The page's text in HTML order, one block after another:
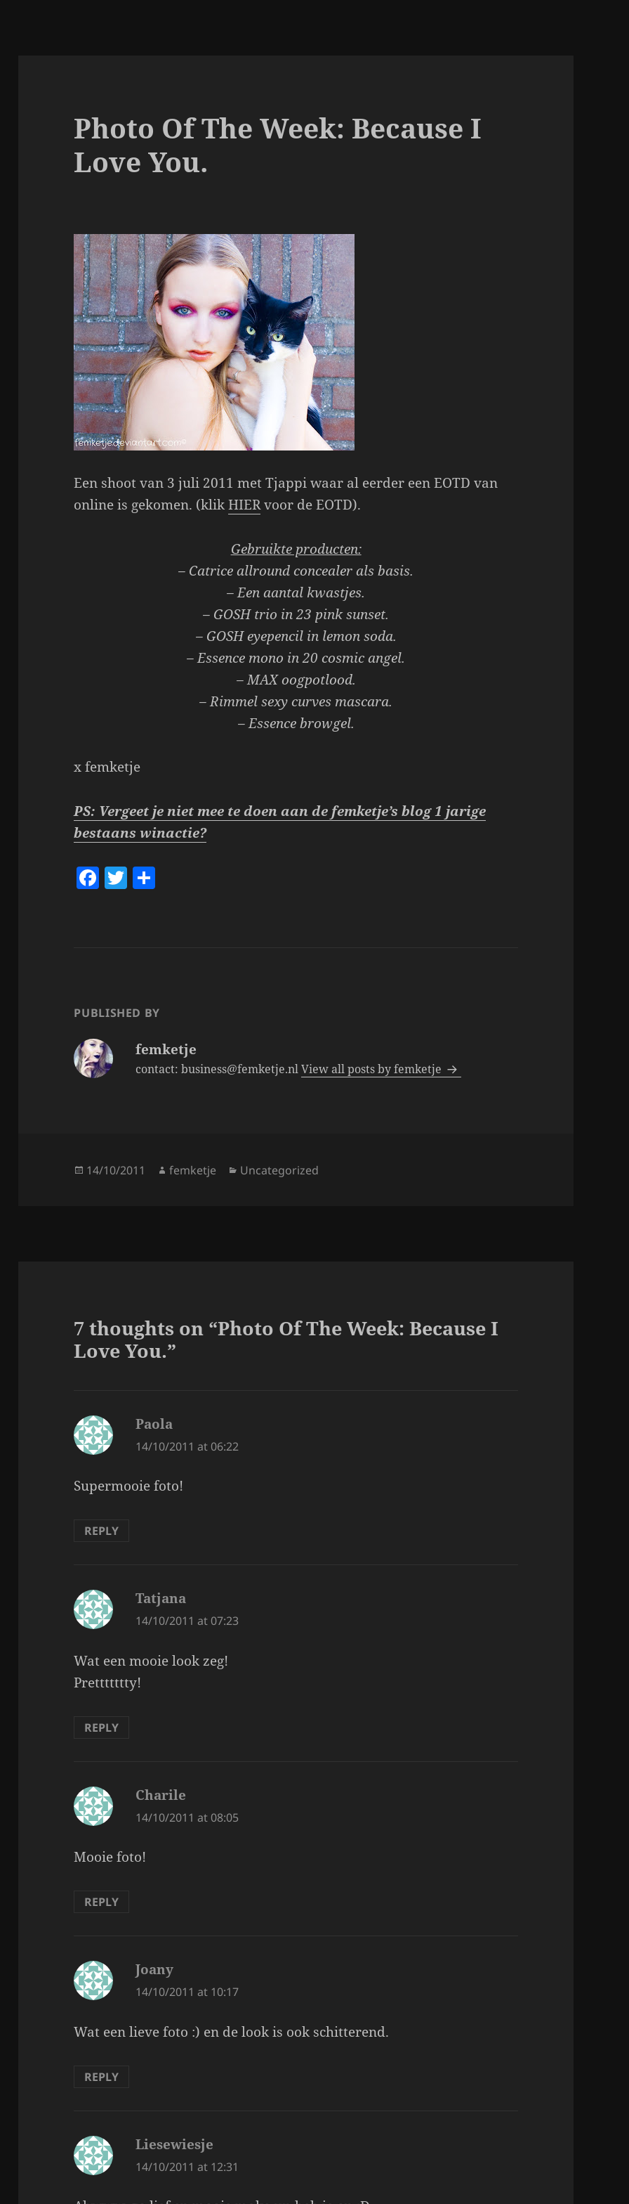
Photo Of The Week: Because I
Love You.
Een shoot van 3 juli 2011 met Tjappi waar al eerder een EOTD van
online is gekomen. (klikHIERvoor de EOTD).
Gebruikte producten:
– Catrice allround concealer als basis.
– Een aantal kwastjes.
– GOSH trio in 23 pink sunset.
– GOSH eyepencil in lemon soda.
– Essence mono in 20 cosmic angel.
– MAX oogpotlood.
– Rimmel sexy curves mascara.
– Essence browgel.
x femketje
PS: Vergeet je niet mee te doen aan de femketje’s blog 1 jarige
bestaans winactie?
F
o
k
T
PUBLISHED BY
femketje
contact: business@femketje.nlView all posts by femketje
Posted
14/10/2011 Author
femketje Categories
Uncategorized
7 thoughts on “Photo Of The Week: Because I
Love You.”
Paola
14/10/2011 at 06:22
Supermooie foto!
REPLY
Tatjana
14/10/2011 at 07:23
Wat een mooie look zeg!
Prettttttty!
REPLY
Charile
14/10/2011 at 08:05
Mooie foto!
REPLY
Joany
14/10/2011 at 10:17
Wat een lieve foto :) en de look is ook schitterend.
REPLY
Liesewiesje
14/10/2011 at 12:31